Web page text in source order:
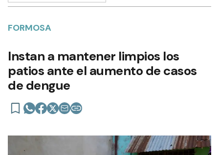
FORMOSA
Instan a mantener limpios los
patios ante el aumento de casos
de dengue